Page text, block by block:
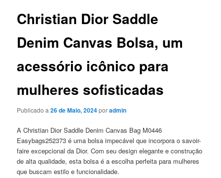
Christian Dior Saddle
Denim Canvas Bolsa, um
acessório icônico para
mulheres sofisticadas
Publicado a26 de Maio, 2024poradmin
A Christian Dior Saddle Denim Canvas Bag M0446
Easybags252373 é uma bolsa impecável que incorpora o savoir-
faire excepcional da Dior. Com seu design elegante e construção
de alta qualidade, esta bolsa é a escolha perfeita para mulheres
que buscam estilo e funcionalidade.